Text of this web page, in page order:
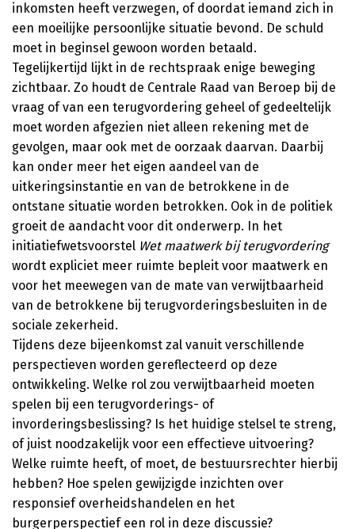
inkomsten heeft verzwegen, of doordat iemand zich in
een moeilijke persoonlijke situatie bevond. De schuld
moet in beginsel gewoon worden betaald.
Tegelijkertijd lijkt in de rechtspraak enige beweging
zichtbaar. Zo houdt de Centrale Raad van Beroep bij de
vraag of van een terugvordering geheel of gedeeltelijk
moet worden afgezien niet alleen rekening met de
gevolgen, maar ook met de oorzaak daarvan. Daarbij
kan onder meer het eigen aandeel van de
uitkeringsinstantie en van de betrokkene in de
ontstane situatie worden betrokken. Ook in de politiek
groeit de aandacht voor dit onderwerp. In het
initiatiefwetsvoorstel Wet maatwerk bij terugvordering
wordt expliciet meer ruimte bepleit voor maatwerk en
voor het meewegen van de mate van verwijtbaarheid
van de betrokkene bij terugvorderingsbesluiten in de
sociale zekerheid.
Tijdens deze bijeenkomst zal vanuit verschillende
perspectieven worden gereflecteerd op deze
ontwikkeling. Welke rol zou verwijtbaarheid moeten
spelen bij een terugvorderings- of
invorderingsbeslissing? Is het huidige stelsel te streng,
of juist noodzakelijk voor een effectieve uitvoering?
Welke ruimte heeft, of moet, de bestuursrechter hierbij
hebben? Hoe spelen gewijzigde inzichten over
responsief overheidshandelen en het
burgerperspectief een rol in deze discussie?